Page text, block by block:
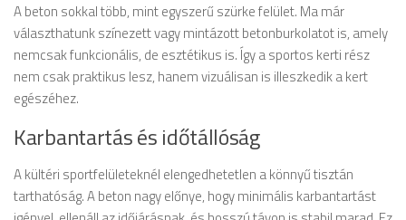
A beton sokkal több, mint egyszerű szürke felület. Ma már
választhatunk színezett vagy mintázott betonburkolatot is, amely
nemcsak funkcionális, de esztétikus is. Így a sportos kerti rész
nem csak praktikus lesz, hanem vizuálisan is illeszkedik a kert
egészéhez.
Karbantartás és időtállóság
A kültéri sportfelületeknél elengedhetetlen a könnyű tisztán
tarthatóság. A beton nagy előnye, hogy minimális karbantartást